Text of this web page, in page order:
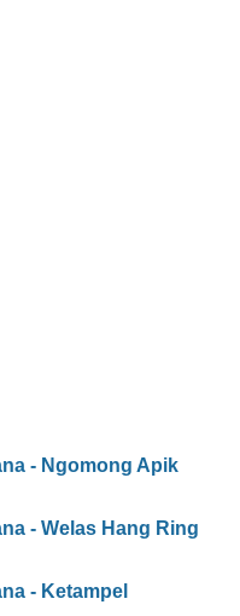
- Ngomong Apik
- Welas Hang Ring
- Ketampel